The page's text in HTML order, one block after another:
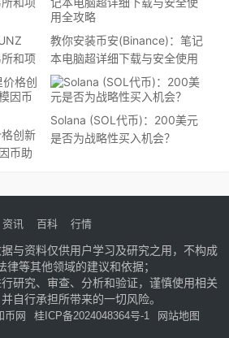
和项
教你安装币安(Binance)：笔记
本电脑超详细下载与安全使用
全攻略
创新
币助
Solana (SOL代币)：200美元
是否为战略性买入机会？
资讯 百科 行情
与资料仅供用户学习及研究之用，不构成
律等其他领域的建议和依据；
研究、审查、分析和验证，谨慎使用相关
自行承担所带来的一切风险。
币网 桂ICP备2024048364号-1 网站地图